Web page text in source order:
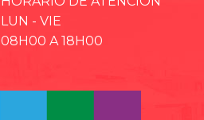
LUN - VIE
08H00 A 18H00